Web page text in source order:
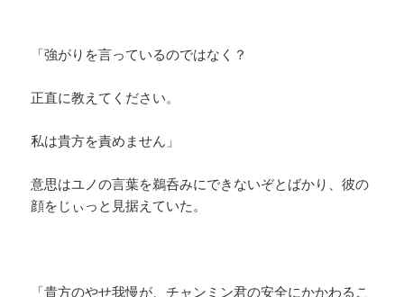
「強がりを言っているのではなく？
正直に教えてください。
私は貴方を責めません」
意思はユノの言葉を鵜呑みにできないぞとばかり、彼の
顔をじぃっと見据えていた。
「貴方のやせ我慢が、チャンミン君の安全にかかわるこ